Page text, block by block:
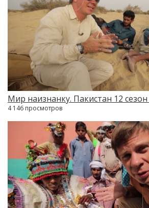
Мир наизнанку. Пакистан 12 сезон
4 146 просмотров